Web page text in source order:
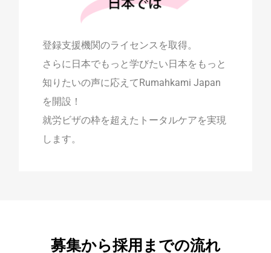
登録支援機関のライセンスを取得。
さらに日本でもっと学びたい日本をもっと
知りたいの声に応えてRumahkami Japan
を開設！
就労ビザの枠を超えたトータルケアを実現
します。
募集から採用までの流れ